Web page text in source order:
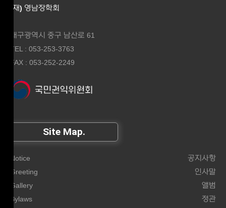
(재) 영남장학회
대구광역시 중구 남산로 61
TEL : 053-253-3763
FAX : 053-252-2249
Site Map.
Notice
공지사항
Greeting
인사말
Gallery
앨범
Bylaws
정관